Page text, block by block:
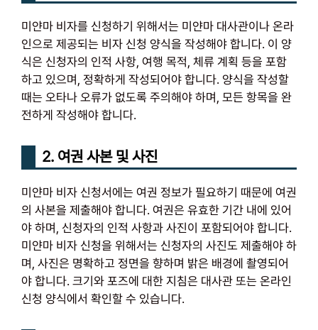
미얀마 비자를 신청하기 위해서는 미얀마 대사관이나 온라
인으로 제공되는 비자 신청 양식을 작성해야 합니다. 이 양
식은 신청자의 인적 사항, 여행 목적, 체류 계획 등을 포함
하고 있으며, 정확하게 작성되어야 합니다. 양식을 작성할
때는 오타나 오류가 없도록 주의해야 하며, 모든 항목을 완
전하게 작성해야 합니다.
2. 여권 사본 및 사진
미얀마 비자 신청서에는 여권 정보가 필요하기 때문에 여권
의 사본을 제출해야 합니다. 여권은 유효한 기간 내에 있어
야 하며, 신청자의 인적 사항과 사진이 포함되어야 합니다.
미얀마 비자 신청을 위해서는 신청자의 사진도 제출해야 하
며, 사진은 명확하고 정면을 향하며 밝은 배경에 촬영되어
야 합니다. 크기와 포즈에 대한 지침은 대사관 또는 온라인
신청 양식에서 확인할 수 있습니다.